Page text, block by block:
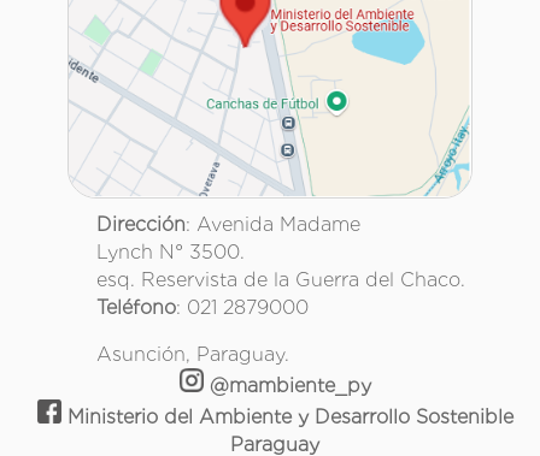
Dirección: Avenida Madame
Lynch N° 3500.
esq. Reservista de la Guerra del Chaco.
Teléfono: 021 2879000
Asunción, Paraguay.
@mambiente_py
Ministerio del Ambiente y Desarrollo Sostenible
Paraguay